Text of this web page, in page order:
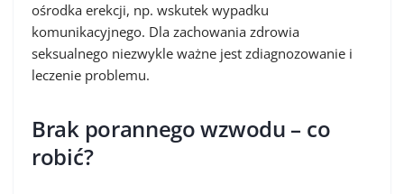
ośrodka erekcji, np. wskutek wypadku
komunikacyjnego. Dla zachowania zdrowia
seksualnego niezwykle ważne jest zdiagnozowanie i
leczenie problemu.
Brak porannego wzwodu – co
robić?